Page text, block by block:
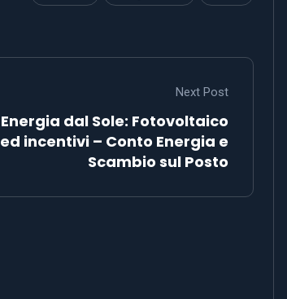
Next Post
Energia dal Sole: Fotovoltaico
ed incentivi – Conto Energia e
Scambio sul Posto